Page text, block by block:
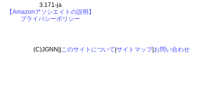
3.171-ja
【Amazonアソシエイトの説明】
プライバシーポリシー
(C)JGNN|| このサイトについて サイトマップ| お問い合わせ